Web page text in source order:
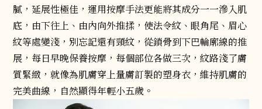
膩，延展性極佳，運用按摩手法更能將其成分一一滲入肌
底，由下往上、由內向外推揉，使法令紋、眼角尾、眉心
紋等處變淺，別忘記還有頸紋，從鎖骨到下巴輪廓線的推
展，每日早晚保養按摩，每個部位各做三次，紋路淺了膚
質緊緻，就像為肌膚穿上量膚訂製的塑身衣，維持肌膚的
完美曲線，自然顯得年輕小五歲。